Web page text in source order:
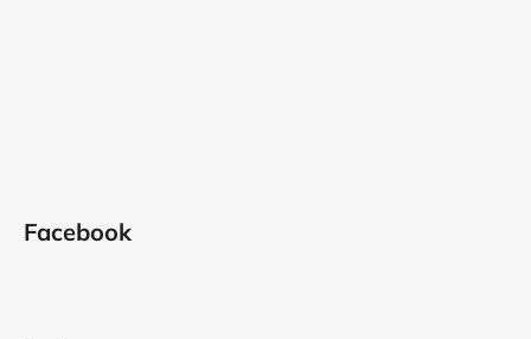
Facebook